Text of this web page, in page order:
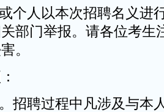
个人以本次招聘名义进
部门举报。请各位考生
。
招聘过程中凡涉及与本